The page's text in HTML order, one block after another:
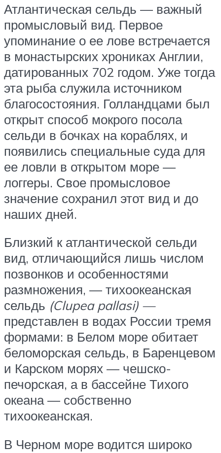
Атлантическая сельдь — важный
промысловый вид. Первое
упоминание о ее лове встречается
в монастырских хрониках Англии,
датированных 702 годом. Уже тогда
эта рыба служила источником
благосостояния. Голландцами был
открыт способ мокрого посола
сельди в бочках на кораблях, и
появились специальные суда для
ее ловли в открытом море —
логгеры. Свое промысловое
значение сохранил этот вид и до
наших дней.
Близкий к атлантической сельди
вид, отличающийся лишь числом
позвонков и особенностями
размножения, — тихоокеанская
сельдь (Clupea pallasi) —
представлен в водах России тремя
формами: в Белом море обитает
беломорская сельдь, в Баренцевом
и Карском морях — чешско-
печорская, а в бассейне Тихого
океана — собственно
тихоокеанская.
В Черном море водится широко